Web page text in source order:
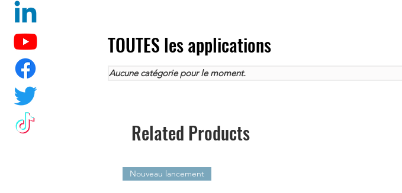
TOUTES les applications
Aucune catégorie pour le moment.
Related Products
Nouveau lancement